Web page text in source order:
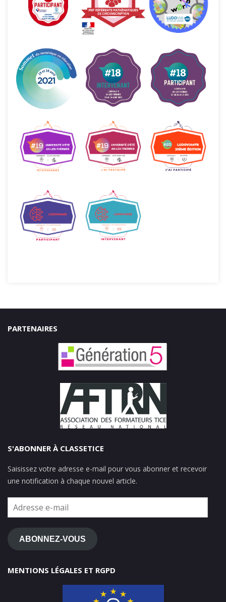
PARTENAIRES
S'ABONNER À CLASSETICE
Saisissez votre adresse e-mail pour vous abonner et recevoir
une notification à chaque nouvel article.
Adresse
e-
mail
ABONNEZ-VOUS
MENTIONS LÉGALES ET RGPD